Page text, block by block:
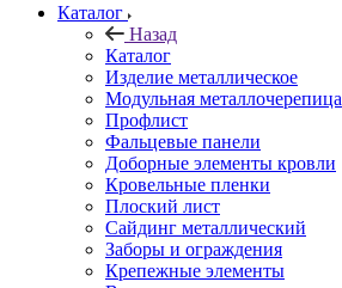
Каталог
Назад
Каталог
Изделие металлическое
Модульная металлочерепица
Профлист
Фальцевые панели
Доборные элементы кровли
Кровельные пленки
Плоский лист
Сайдинг металлический
Заборы и ограждения
Крепежные элементы